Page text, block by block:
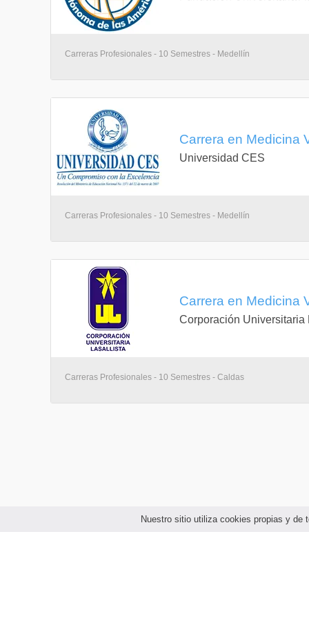
Nuestro sitio utiliza cookies propias y de
Carreras Profesionales - 10 Semestres - Medellín
Carrera en Medicina
Universidad CES
Carreras Profesionales - 10 Semestres - Medellín
Carrera en Medicina
Corporación Universitaria
Carreras Profesionales - 10 Semestres - Caldas